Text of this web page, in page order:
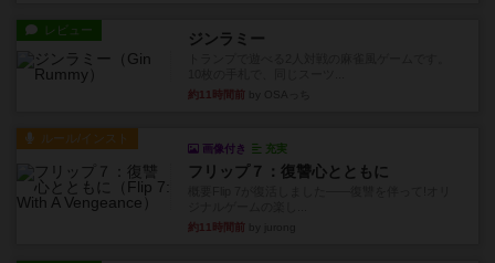
レビュー ジンラミー
約11時間前
ルール/インスト
画像付き 充実
フリップ７：復讐心とともに
約11時間前